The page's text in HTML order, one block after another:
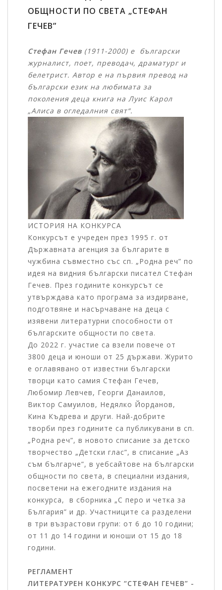
ОБЩНОСТИ ПО СВЕТА „СТЕФАН
ГЕЧЕВ”
Стефан Гечев (1911-2000) е български
журналист, поет, преводач, драматург и
белетрист. Автор е на първия превод на
български език на любимата за
поколения деца книга на Луис Карол
„Алиса в огледалния свят“.
ИСТОРИЯ НА КОНКУРСА
Конкурсът е учреден през 1995 г. от
Държавната агенция за българите в
чужбина съвместно със сп. „Родна реч” по
идея на видния български писател Стефан
Гечев. През годините конкурсът се
утвърждава като програма за издирване,
подготвяне и насърчаване на деца с
изявени литературни способности от
българските общности по света.
До 2022 г. участие са взели повече от
3800 деца и юноши от 25 държави. Журито
е оглавявано от известни български
творци като самия Стефан Гечев,
Любомир Левчев, Георги Данаилов,
Виктор Самуилов, Недялко Йорданов,
Кина Къдрева и други. Най-добрите
творби през годините са публикувани в сп.
„Родна реч”, в новото списание за детско
творчество „Детски глас”, в списание „Аз
съм българче”, в уебсайтове на български
общности по света, в специални издания,
посветени на ежегодните издания на
конкурса, в сборника „С перо и четка за
България” и др. Участниците са разделени
в три възрастови групи: от 6 до 10 години;
от 11 до 14 години и юноши от 15 до 18
години.
РЕГЛАМЕНТ
ЛИТЕРАТУРЕН КОНКУРС “СТЕФАН ГЕЧЕВ” -